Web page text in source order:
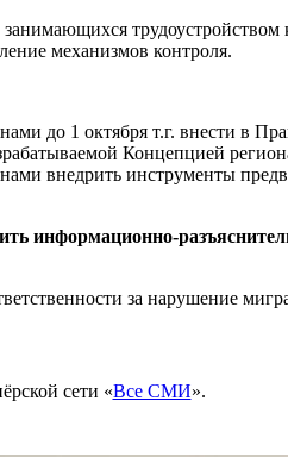
трудоустройством
механизмов контроля.
до 1 октября т.г. внести в
Концепцией
внедрить инструменты
информационно-
за нарушение
сети «Все СМИ».